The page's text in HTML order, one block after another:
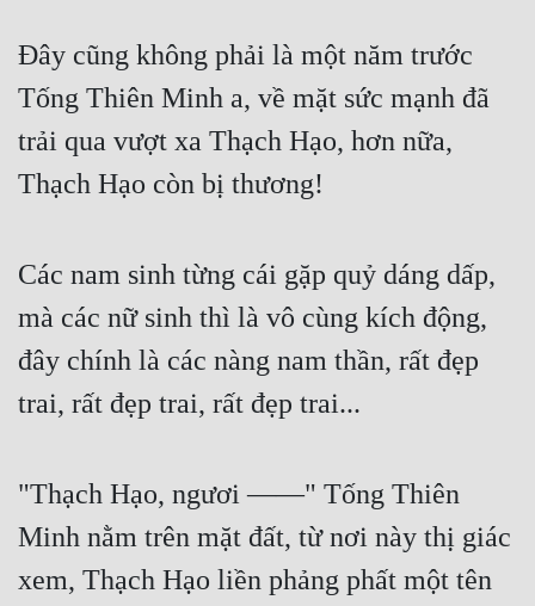
Trọng Sinh
Tu Chân
Tội Phạm
Vô Địch
Võ Hiệp
Võng Du
Xuyên Nhanh
Đây cũng không phải là một năm trước
Tống Thiên Minh a, về mặt sức mạnh đã
trải qua vượt xa Thạch Hạo, hơn nữa,
Thạch Hạo còn bị thương!
Các nam sinh từng cái gặp quỷ dáng dấp,
mà các nữ sinh thì là vô cùng kích động,
đây chính là các nàng nam thần, rất đẹp
trai, rất đẹp trai, rất đẹp trai...
"Thạch Hạo, ngươi ——" Tống Thiên
Minh nằm trên mặt đất, từ nơi này thị giác
xem, Thạch Hạo liền phảng phất một tên